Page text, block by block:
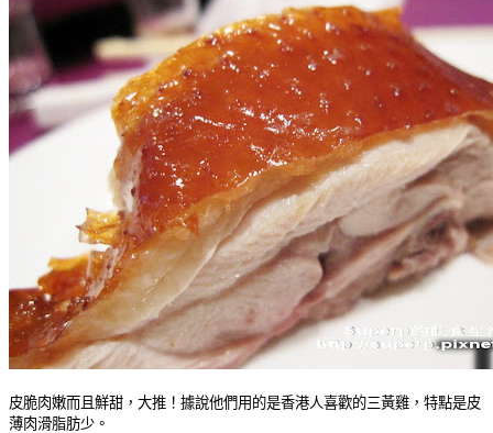
皮脆肉嫩而且鮮甜，大推！據說他們用的是香港人喜歡的三黃雞，特點是皮
薄肉滑脂肪少。